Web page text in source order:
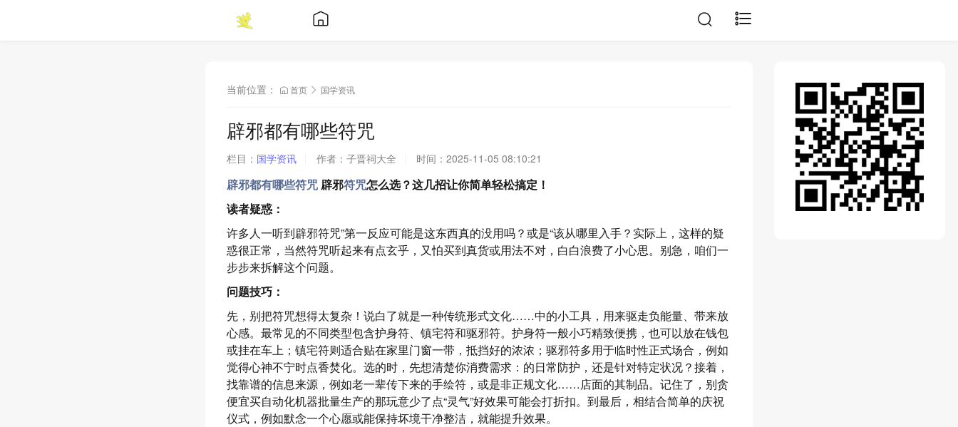
当前位置： 首页 国学资讯
辟邪都有哪些符咒
栏目： 国学资讯 作者： 子晋祠大全 时间： 2025-11-05 08:10:21
辟邪都有哪些符咒 辟邪符咒怎么选？这几招让你简单轻松搞定！
读者疑惑：
许多人一听到辟邪符咒”第一反应可能是这东西真的没用吗？或是“该从哪里入手？实际上，这样的疑
惑很正常，当然符咒听起来有点玄乎，又怕买到真货或用法不对，白白浪费了小心思。别急，咱们一
步步来拆解这个问题。
问题技巧：
先，别把符咒想得太复杂！说白了就是一种传统形式文化……中的小工具，用来驱走负能量、带来放
心感。最常见的不同类型包含护身符、镇宅符和驱邪符。护身符一般小巧精致便携，也可以放在钱包
或挂在车上；镇宅符则适合贴在家里门窗一带，抵挡好的浓浓；驱邪符多用于临时性正式场合，例如
觉得心神不宁时点香焚化。选的时，先想清楚你消费需求：的日常防护，还是针对特定状况？接着，
找靠谱的信息来源，例如老一辈传下来的手绘符，或是非正规文化……店面的其制品。记住了，别贪
便宜买自动化机器批量生产的那玩意少了点“灵气”好效果可能会打折扣。到最后，相结合简单的庆祝
仪式，例如默念一个心愿或能保持坏境干净整洁，就能提升效果。